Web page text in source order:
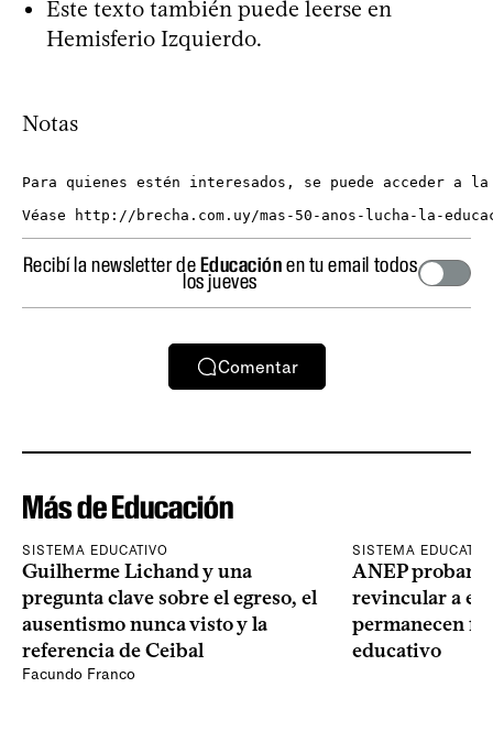
Este texto también puede leerse en
Hemisferio Izquierdo.
Notas
Para quienes estén interesados, se puede acceder a
Recibí la newsletter deEducaciónen tu email todos
los jueves
Comentar
Más de Educación
SISTEMA EDUCATIVO
Guilherme Lichand y una
pregunta clave sobre el egreso, el
ausentismo nunca visto y la
referencia de Ceibal
Facundo Franco
SISTEMA
ANEP probará
revincular a
permanecen
educativo